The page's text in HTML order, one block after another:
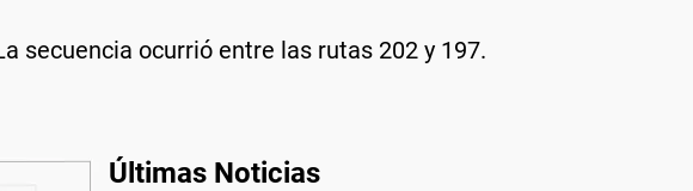
secuencia ocurrió entre las rutas 202 y 197.
Últimas Noticias